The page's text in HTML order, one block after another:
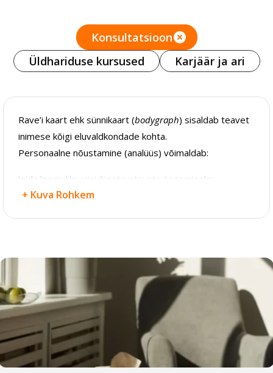
Konsultatsioon
Üldhariduse kursused
Karjäär ja ari
Rave’i kaart ehk sünnikaart (bodygraph) sisaldab teavet
inimese kõigi eluvaldkondade kohta.
Personaalne nõustamine (analüüs) võimaldab:
leida loomuliku viisi õigete otsuste tegemiseks;
mõista oma tõelist olemust, andeid ja võimeid; mõista
toetada oma lapse ainulaadset arengut;
alustada oma eksperimenti strateegia ja sisemise
autoriteediga.
Milliseid probleeme ja ülesandeid aitab see lahendada?
Eneseotsing ja sügavad isikliku kogemuse küsimused
Probleemid suhetes
+ Kuva Rohkem